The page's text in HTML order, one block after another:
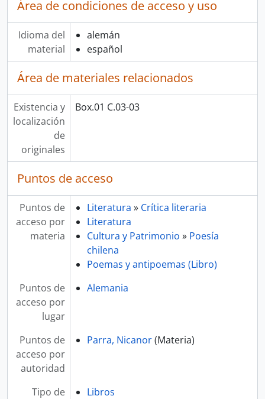
Área de condiciones de acceso y uso
Idioma del
material
alemán
español
Área de materiales relacionados
Existencia y
localización
de
originales
Box.01 C.03-03
Puntos de acceso
Puntos de
acceso por
materia
Literatura » Crítica literaria
Literatura
Cultura y Patrimonio » Poesía
chilena
Poemas y antipoemas (Libro)
Puntos de
acceso por
lugar
Alemania
Puntos de
acceso por
autoridad
Parra, Nicanor(Materia)
Tipo de
Libros